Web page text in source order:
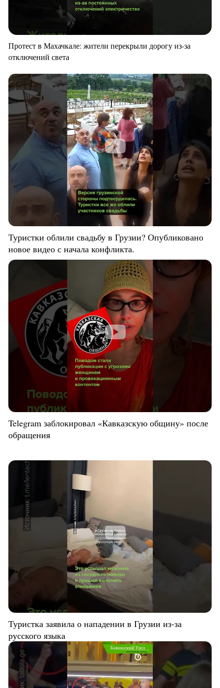
Протест в Махачкале: жители перекрыли дорогу из-за
отключений света
Туристки облили свадьбу в Грузии? Опубликовано
новое видео с начала конфликта.
Telegram заблокировал «Кавказскую общину» после
обращения
Туристка заявила о нападении в Грузии из-за
русского языка